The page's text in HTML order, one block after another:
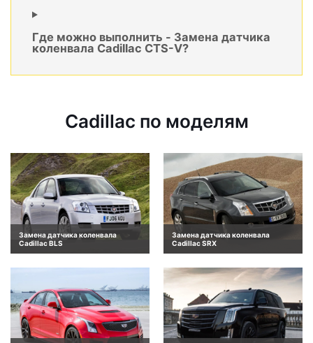
Где можно выполнить - Замена датчика
коленвала Cadillac CTS-V?
Cadillac по моделям
Замена датчика коленвала
Cadillac BLS
Замена датчика коленвала
Cadillac SRX